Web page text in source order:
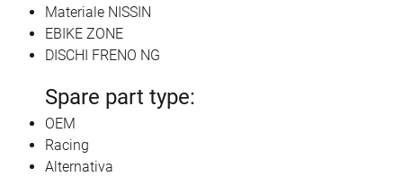
Materiale NISSIN
EBIKE ZONE
DISCHI FRENO NG
Spare part type:
OEM
Racing
Alternativa